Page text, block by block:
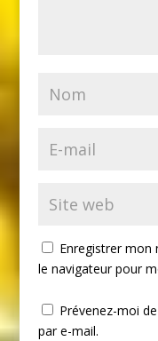
Enregistrer
le navigateur pour
Prévenez-moi
par e-mail.